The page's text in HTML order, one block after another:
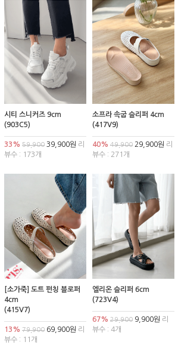
시티 스니커즈 9cm
(903C5)
33% 59,900 39,900원 리
뷰수 : 173개
소프라 속굽 슬리퍼 4cm
(417V9)
40% 49,90029,900원 리
뷰수 : 271개
[소가죽] 도트 펀칭 블로퍼
4cm
(415V7)
13% 79,900 69,900원 리
뷰수 : 11개
엘리온 슬리퍼 6cm
(723V4)
67% 29,9009,900원 리
뷰수 : 4개